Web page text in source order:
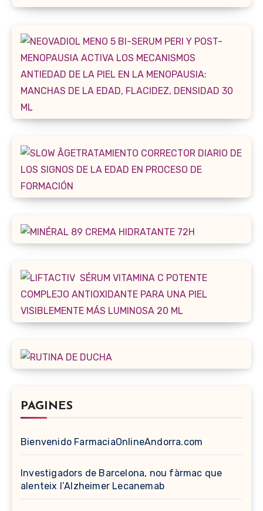
PAGINES
Bienvenido FarmaciaOnlineAndorra.com
Investigadors de Barcelona, nou fàrmac que
alenteix l’Alzheimer Lecanemab